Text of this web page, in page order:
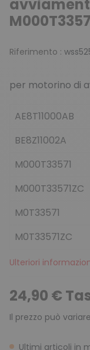
Riferimento :
per motorino di
AE8T11000AB
BE8Z11002A
M000T33571
M000T33571ZC
M0T33571
M0T33571ZC
Ulteriori
24,90 €
Il prezzo può
Ultimi articoli in